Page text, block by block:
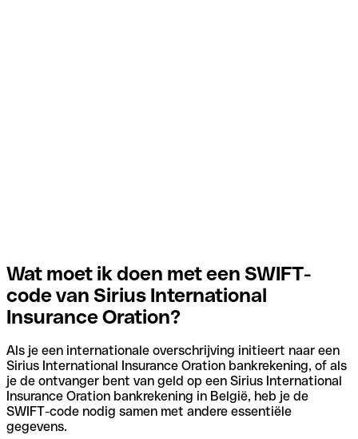
Wat moet ik doen met een SWIFT-
code van Sirius International
Insurance Oration?
Als je een internationale overschrijving initieert naar een
Sirius International Insurance Oration bankrekening, of als
je de ontvanger bent van geld op een Sirius International
Insurance Oration bankrekening in België, heb je de
SWIFT-code nodig samen met andere essentiële
gegevens.